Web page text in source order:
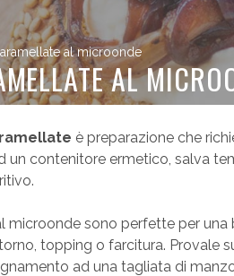
al microonde
AL
è preparazione che
un contenitore ermetico, salva
microonde sono perfette per
topping o farcitura. Provale
ad una tagliata di